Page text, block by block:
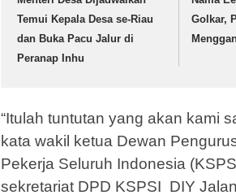
Temui Kepala Desa se-Riau
dan Buka Pacu Jalur di
Peranap Inhu
Golkar,
“Itulah tuntutan yang akan kami
kata wakil ketua Dewan
Pekerja Seluruh Indonesia
sekretariat DPD KSPSI DIY